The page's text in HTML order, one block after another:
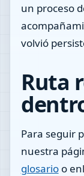
un proceso
volvió
Ruta
Para seguir
nuestra
glosarioo